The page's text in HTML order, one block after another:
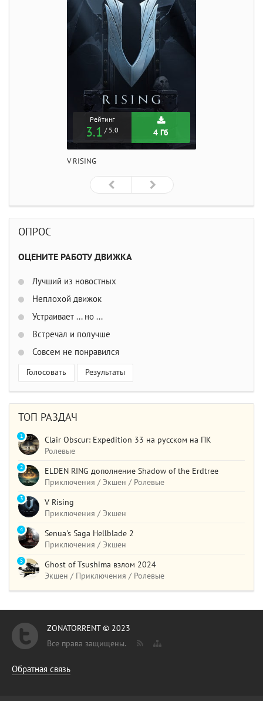
Рейтинг
3.1 / 5.0 4 Гб
V RISING
ОПРОС
ОЦЕНИТЕ РАБОТУ ДВИЖКА
Лучший из новостных
Неплохой движок
Устраивает ... но ...
Встречал и получше
Совсем не понравился
Голосовать Результаты
ТОП РАЗДАЧ
Clair Obscur: Expedition 33 на русском на ПК
Ролевые
1
ELDEN RING дополнение Shadow of the Erdtree
Приключения / Экшен / Ролевые
2
V Rising
Приключения / Экшен
3
Senua's Saga Hellblade 2
Приключения / Экшен
4
Ghost of Tsushima взлом 2024
Экшен / Приключения / Ролевые
5
ZONATORRENT © 2023
Все права защищены.
Обратная связь